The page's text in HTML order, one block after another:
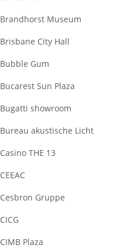
Brandhorst Museum
Brisbane City Hall
Bubble Gum
Bucarest Sun Plaza
Bugatti showroom
Bureau akustische Licht
Casino THE 13
CEEAC
Cesbron Gruppe
CICG
CIMB Plaza